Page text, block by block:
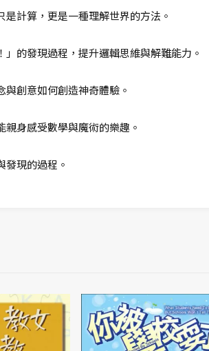
計算，更是一種理解世界的方法。
的發現過程，提升邏輯思維與解難能力。
創意如何創造神奇體驗。
身感受數學與魔術的樂趣。
現的過程。